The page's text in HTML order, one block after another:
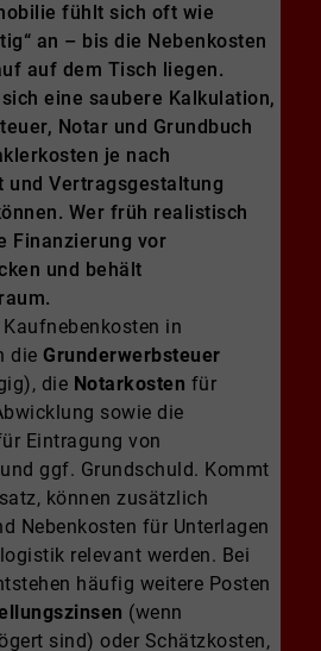
fühlt sich oft wie
an – bis die Nebenkosten
auf dem Tisch liegen.
eine saubere Kalkulation,
Notar und Grundbuch
je nach
und Vertragsgestaltung
Wer früh realistisch
Finanzierung vor
und behält
in
die Grunderwerbsteuer
die Notarkosten für
sowie die
Eintragung von
ggf. Grundschuld. Kommt
können zusätzlich
Nebenkosten für Unterlagen
relevant werden. Bei
häufig weitere Posten
(wenn
sind) oder Schätzkosten,